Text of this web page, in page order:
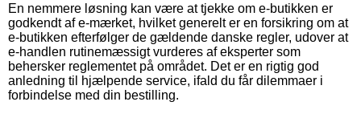
En nemmere løsning kan være at tjekke om e-butikken er
godkendt af e-mærket, hvilket generelt er en forsikring om at
e-butikken efterfølger de gældende danske regler, udover at
e-handlen rutinemæssigt vurderes af eksperter som
behersker reglementet på området. Det er en rigtig god
anledning til hjælpende service, ifald du får dilemmaer i
forbindelse med din bestilling.